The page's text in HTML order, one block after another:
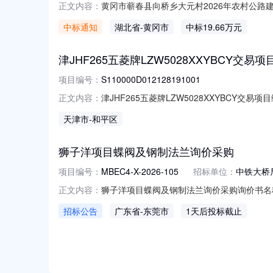
正文内容： 黄冈市蕲春县向桥乡大元村2026年农村公路
时间：--竞价结束时间：--公示时间交易结
中标通知 湖北省-黄冈市 中标19.66万元
津JHF265五菱牌LZW5028XXYBCY交易项
项目编号： S110000D012128191001
正文内容： 津JHF265五菱牌LZW5028XXYBCY交易项
机构网站进行挂牌信息披露的链接：https://
天津市-和平区
狮子洋项目蝶阀及钢制法兰询价采购
项目编号： MBEC4-X-2026-105 招标单位： 中铁大桥
正文内容： 狮子洋项目蝶阀及钢制法兰询价采购询价书
DN2000软密封（手动涡轮卧式)X1.0MPa
招标公告 广东省-东莞市 1天后投标截止